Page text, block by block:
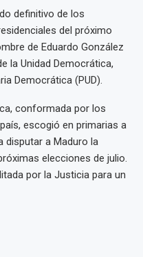
definitivo de los
del próximo
de Eduardo González
la Unidad Democrática,
Democrática (PUD).
conformada por los
escogió en primarias a
disputar a Maduro la
elecciones de julio.
por la Justicia para un